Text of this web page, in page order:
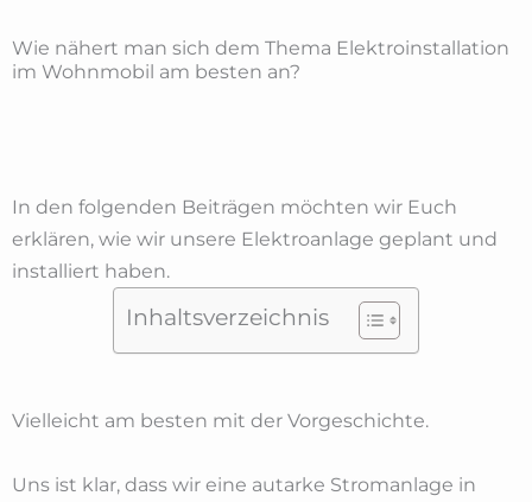
Wie nähert man sich dem Thema Elektroinstallation
im Wohnmobil am besten an?
In den folgenden Beiträgen möchten wir Euch
erklären, wie wir unsere Elektroanlage geplant und
installiert haben.
Inhaltsverzeichnis
Vielleicht am besten mit der Vorgeschichte.
Uns ist klar, dass wir eine autarke Stromanlage in